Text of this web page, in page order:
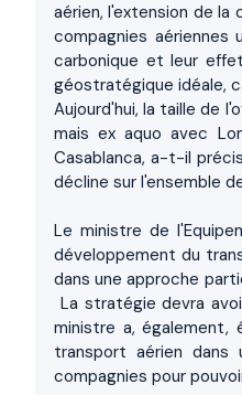
aérien, l'extension de
compagnies
carbonique et leur
géostratégique idéale,
Aujourd'hui, la taille de
mais ex aquo avec
Casablanca, a-t-il
décline sur l'ensemble
Le ministre de
développement du
dans une approche
La stratégie devra
ministre a, également,
transport aérien
compagnies pour